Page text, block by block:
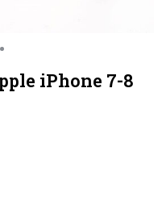
iPhone 7-8